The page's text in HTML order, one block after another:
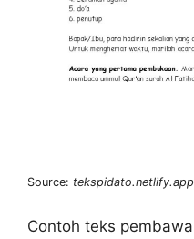
Source: tekspidato.netlify.app
Contoh teks